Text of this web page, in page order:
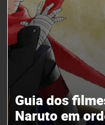
Guia dos
Naruto em